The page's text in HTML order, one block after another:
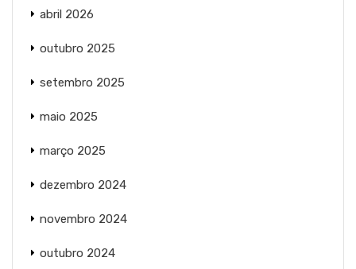
abril 2026
outubro 2025
setembro 2025
maio 2025
março 2025
dezembro 2024
novembro 2024
outubro 2024